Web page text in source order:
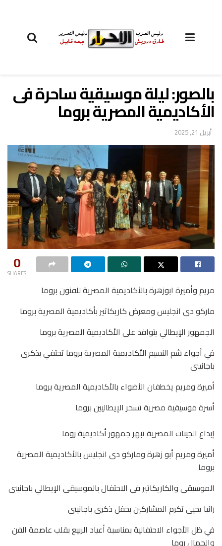
بالصور: ‏ليلة موسيقية ساحرة فى
الأكاديمية المصرية بروما
أبريل 21, 2025
0
SHARES
‏مريم وأميرة ابوزهرة بالأكاديمية المصرية للفنون بروما
‏ماركو دى انجليس ومعرض كاريكاتير بأكاديمية المصرية بروما
‏الجمهور الإيطالي يتوافد على الأكاديمية المصرية بروما
‏في أجواء شم النسيم الأكاديمية المصرية بروما تحتفي بذكرى
باجانينى
‏أميرة ومريم يخطفان الأضواء بالأكاديمية المصرية بروما
‏أسرة موسيقية مصرية تسحر الإيطاليين بروما
‏إبداع الجينات المصرية تبهر جمهور أكاديمية روما
‏أميرة ومريم أبو زهرة وماركو دى انجليس بالأكاديمية المصرية
بروما
‏الموسيقى والكاريكاتير فى الاحتفال بالموسيقى الإيطالي باجانينى
‏رانيا يحيى تكرم المشاركين بحفل ذكرى باجانينى
‏في ظل الأجواء الاحتفالية بمناسبة أعياد الربيع بقلب عاصمة الفن
والجمال روما